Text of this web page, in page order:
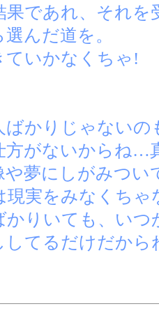
果であれ、それ
んだ道を。
ていかなくちゃ!
と、言
ばかりじゃないの
がないからね…
や夢にしがみつ
現実をみなくち
かりいても、い
してるだけだか